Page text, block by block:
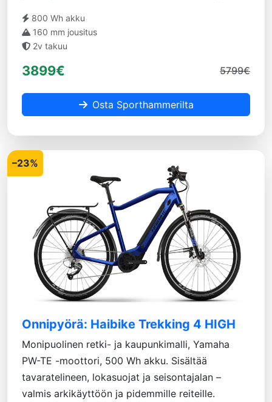
800 Wh akku
160 mm jousitus
2v takuu
3899€ 5799€
Osta Sporthammerilta
–23%
Onnipyörä: Haibike Trekking 4 HIGH
Monipuolinen retki- ja kaupunkimalli, Yamaha
PW-TE -moottori, 500 Wh akku. Sisältää
tavaratelineen, lokasuojat ja seisontajalan –
valmis arkikäyttöön ja pidemmille reiteille.